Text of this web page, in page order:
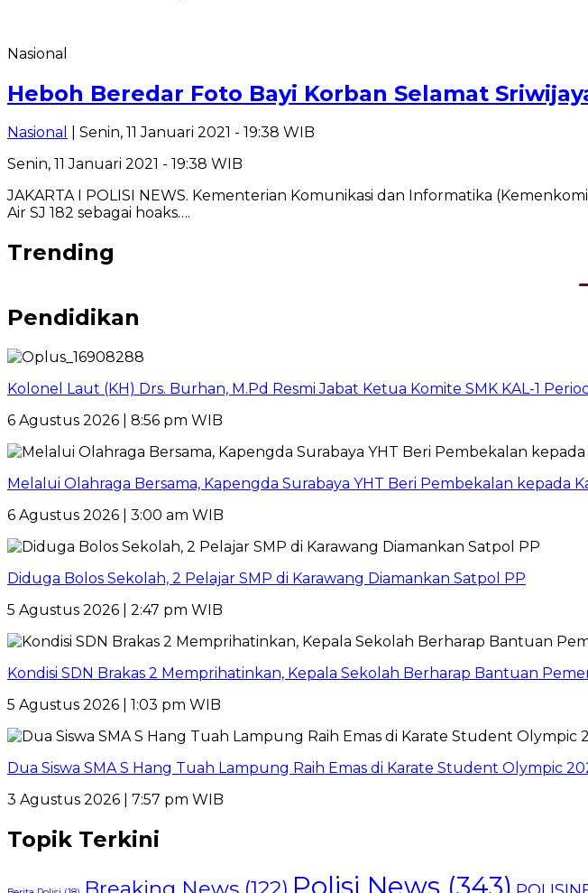
Nasional
Heboh Beredar Foto Bayi Korban Selamat
Nasional
| Senin, 11 Januari 2021 - 19:38 WIB
Senin, 11 Januari 2021 - 19:38 WIB
JAKARTA I POLISI NEWS. Kementerian Komunikasi dan Informatika
Air SJ 182 sebagai hoaks….
Trending
Pendidikan
Kolonel Laut (KH) Drs. Burhan, M.Pd Resmi Jabat Ketua Komite SMK KAL-1
6 Agustus 2026 | 8:56 pm WIB
Melalui Olahraga Bersama, Kapengda Surabaya YHT Beri Pembekalan kepada
6 Agustus 2026 | 3:00 am WIB
Diduga Bolos Sekolah, 2 Pelajar SMP di Karawang Diamankan Satpol PP
5 Agustus 2026 | 2:47 pm WIB
Kondisi SDN Brakas 2 Memprihatinkan, Kepala Sekolah Berharap Bantuan
5 Agustus 2026 | 1:03 pm WIB
Dua Siswa SMA S Hang Tuah Lampung Raih Emas di Karate Student Olympic
3 Agustus 2026 | 7:57 pm WIB
Topik Terkini
Polisi News (343)